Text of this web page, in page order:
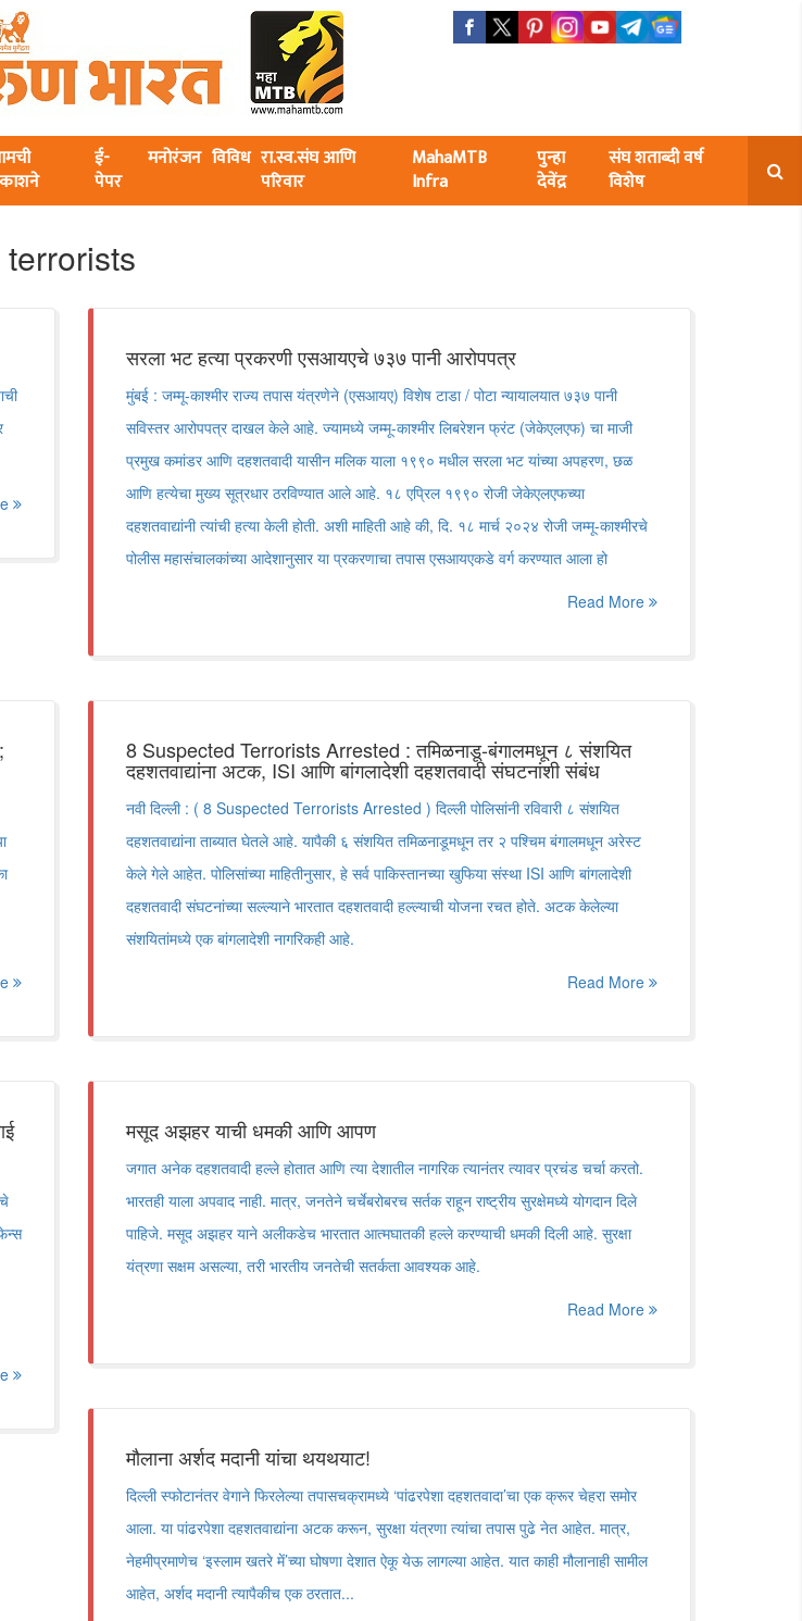
ई-
पेपर
मनोरंजन विविध रा.स्व.संघ आणि
परिवार
MahaMTB
Infra
पुन्हा
देवेंद्र
संघ शताब्दी वर्ष
विशेष
terrorists
सरला भट हत्या प्रकरणी एसआयएचे ७३७ पानी आरोपपत्र
मुंबई : जम्मू-काश्मीर राज्य तपास यंत्रणेने (एसआयए) विशेष टाडा / पोटा न्यायालयात ७३७ पानी
सविस्तर आरोपपत्र दाखल केले आहे. ज्यामध्ये जम्मू-काश्मीर लिबरेशन फ्रंट (जेकेएलएफ) चा माजी
प्रमुख कमांडर आणि दहशतवादी यासीन मलिक याला १९९० मधील सरला भट यांच्या अपहरण, छळ
आणि हत्येचा मुख्य सूत्रधार ठरविण्यात आले आहे. १८ एप्रिल १९९० रोजी जेकेएलएफच्या
दहशतवाद्यांनी त्यांची हत्या केली होती. अशी माहिती आहे की, दि. १८ मार्च २०२४ रोजी जम्मू-काश्मीरचे
पोलीस महासंचालकांच्या आदेशानुसार या प्रकरणाचा तपास एसआयएकडे वर्ग करण्यात आला हो
Read More
8 Suspected Terrorists Arrested : तमिळनाडू-बंगालमधून ८ संशयित
दहशतवाद्यांना अटक, ISI आणि बांगलादेशी दहशतवादी संघटनांशी संबंध
नवी दिल्ली : ( 8 Suspected Terrorists Arrested ) दिल्ली पोलिसांनी रविवारी ८ संशयित
दहशतवाद्यांना ताब्यात घेतले आहे. यापैकी ६ संशयित तमिळनाडूमधून तर २ पश्चिम बंगालमधून अरेस्ट
केले गेले आहेत. पोलिसांच्या माहितीनुसार, हे सर्व पाकिस्तानच्या खुफिया संस्था ISI आणि बांगलादेशी
दहशतवादी संघटनांच्या सल्ल्याने भारतात दहशतवादी हल्ल्याची योजना रचत होते. अटक केलेल्या
संशयितांमध्ये एक बांगलादेशी नागरिकही आहे.
Read More
मसूद अझहर याची धमकी आणि आपण
जगात अनेक दहशतवादी हल्ले होतात आणि त्या देशातील नागरिक त्यानंतर त्यावर प्रचंड चर्चा करतो.
भारतही याला अपवाद नाही. मात्र, जनतेने चर्चेबरोबरच सर्तक राहून राष्ट्रीय सुरक्षेमध्ये योगदान दिले
पाहिजे. मसूद अझहर याने अलीकडेच भारतात आत्मघातकी हल्ले करण्याची धमकी दिली आहे. सुरक्षा
यंत्रणा सक्षम असल्या, तरी भारतीय जनतेची सतर्कता आवश्यक आहे.
Read More
मौलाना अर्शद मदानी यांचा थयथयाट!
दिल्ली स्फोटानंतर वेगाने फिरलेल्या तपासचक्रामध्ये ‘पांढरपेशा दहशतवादा’चा एक क्रूर चेहरा समोर
आला. या पांढरपेशा दहशतवाद्यांना अटक करून, सुरक्षा यंत्रणा त्यांचा तपास पुढे नेत आहेत. मात्र,
नेहमीप्रमाणेच ‘इस्लाम खतरे में’च्या घोषणा देशात ऐकू येऊ लागल्या आहेत. यात काही मौलानाही सामील
आहेत, अर्शद मदानी त्यापैकीच एक ठरतात...